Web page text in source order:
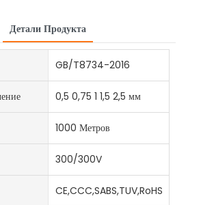
Детали Продукта
GB/T8734-2016
0,5 0,75 1 1,5 2,5 мм
1000 Метров
300/300V
CE,CCC,SABS,TUV,RoHS